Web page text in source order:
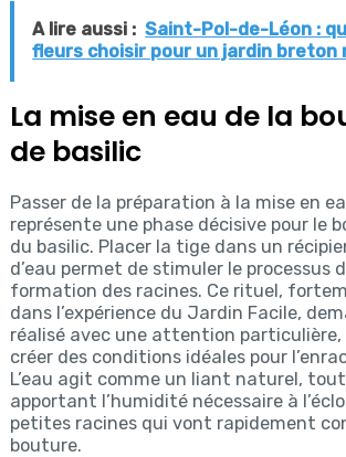
A lire aussi : Saint-Pol-de-Léon :
fleurs choisir pour un jardin breton
La mise en eau de la
de basilic
Passer de la préparation à la mise en
représente une phase décisive pour le
du basilic. Placer la tige dans un
d’eau permet de stimuler le processus
formation des racines. Ce rituel,
dans l’expérience du Jardin Facile,
réalisé avec une attention particulière,
créer des conditions idéales pour
L’eau agit comme un liant naturel,
apportant l’humidité nécessaire à
petites racines qui vont rapidement
bouture.